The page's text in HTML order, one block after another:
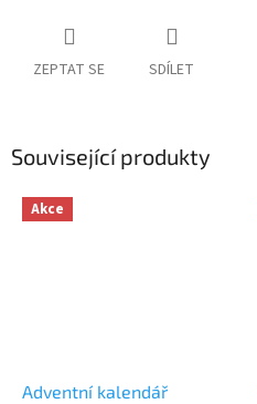
ZEPTAT SE SDÍLET
Související produkty
Akce
Adventní kalendář